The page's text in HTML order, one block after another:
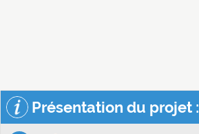
Présentation du projet :